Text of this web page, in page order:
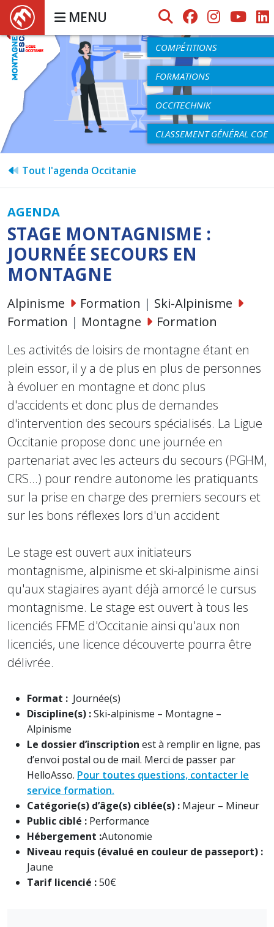
MENU AGENDA
COMPÉTITIONS
FORMATIONS
OCCITECHNIK
CLASSEMENT GÉNÉRAL COE
Tout l'agenda Occitanie
AGENDA
STAGE MONTAGNISME :
JOURNÉE SECOURS EN
MONTAGNE
Alpinisme Formation | Ski-Alpinisme
Formation | Montagne
Formation
Les activités de loisirs de montagne étant en
plein essor, il y a de plus en plus de personnes
à évoluer en montagne et donc plus
d'accidents et donc plus de demandes
d'intervention des secours spécialisés. La Ligue
Occitanie propose donc une journée en
partenariat avec les acteurs du secours (PGHM,
CRS...) pour rendre autonome les pratiquants
sur la prise en charge des premiers secours et
sur les bons réflexes lors d'un accident
Le stage est ouvert aux initiateurs
montagnisme, alpinisme et ski-alpinisme ainsi
qu'aux stagiaires ayant déjà amorcé le cursus
montagnisme. Le stage est ouvert à tous les
licenciés FFME d'Occitanie ainsi qu'aux non
licenciés, une licence découverte pourra être
délivrée.
Format : Journée(s)
Discipline(s) :Ski-alpinisme – Montagne –
Alpinisme
Le dossier d’inscription est à remplir en ligne, pas
d’envoi postal ou de mail. Merci de passer par
HelloAsso. Pour toutes questions, contacter le
service formation.
Catégorie(s) d’âge(s) ciblée(s) : Majeur – Mineur
Public ciblé : Performance
Hébergement :Autonomie
Niveau requis (évalué en couleur de passeport) :
Jaune
Tarif licencié :50€